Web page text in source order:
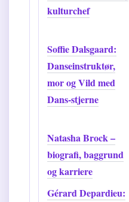
kulturchef
Soffie Dalsgaard:
Danseinstruktør,
mor og Vild med
Dans-stjerne
Natasha Brock –
biografi, baggrund
og karriere
Gérard Depardieu: